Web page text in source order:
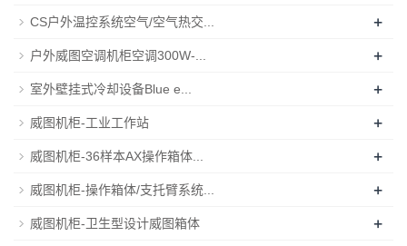
CS户外温控系统空气/空气热交... +
户外威图空调机柜空调300W-... +
室外壁挂式冷却设备Blue e... +
威图机柜-工业工作站 +
威图机柜-36样本AX操作箱体... +
威图机柜-操作箱体/支托臂系统... +
威图机柜-卫生型设计威图箱体
+